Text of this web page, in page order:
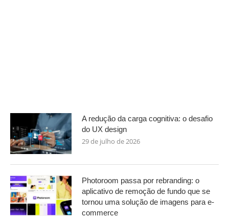
A redução da carga cognitiva: o desafio
do UX design
29 de julho de 2026
Photoroom passa por rebranding: o
aplicativo de remoção de fundo que se
tornou uma solução de imagens para e-
commerce